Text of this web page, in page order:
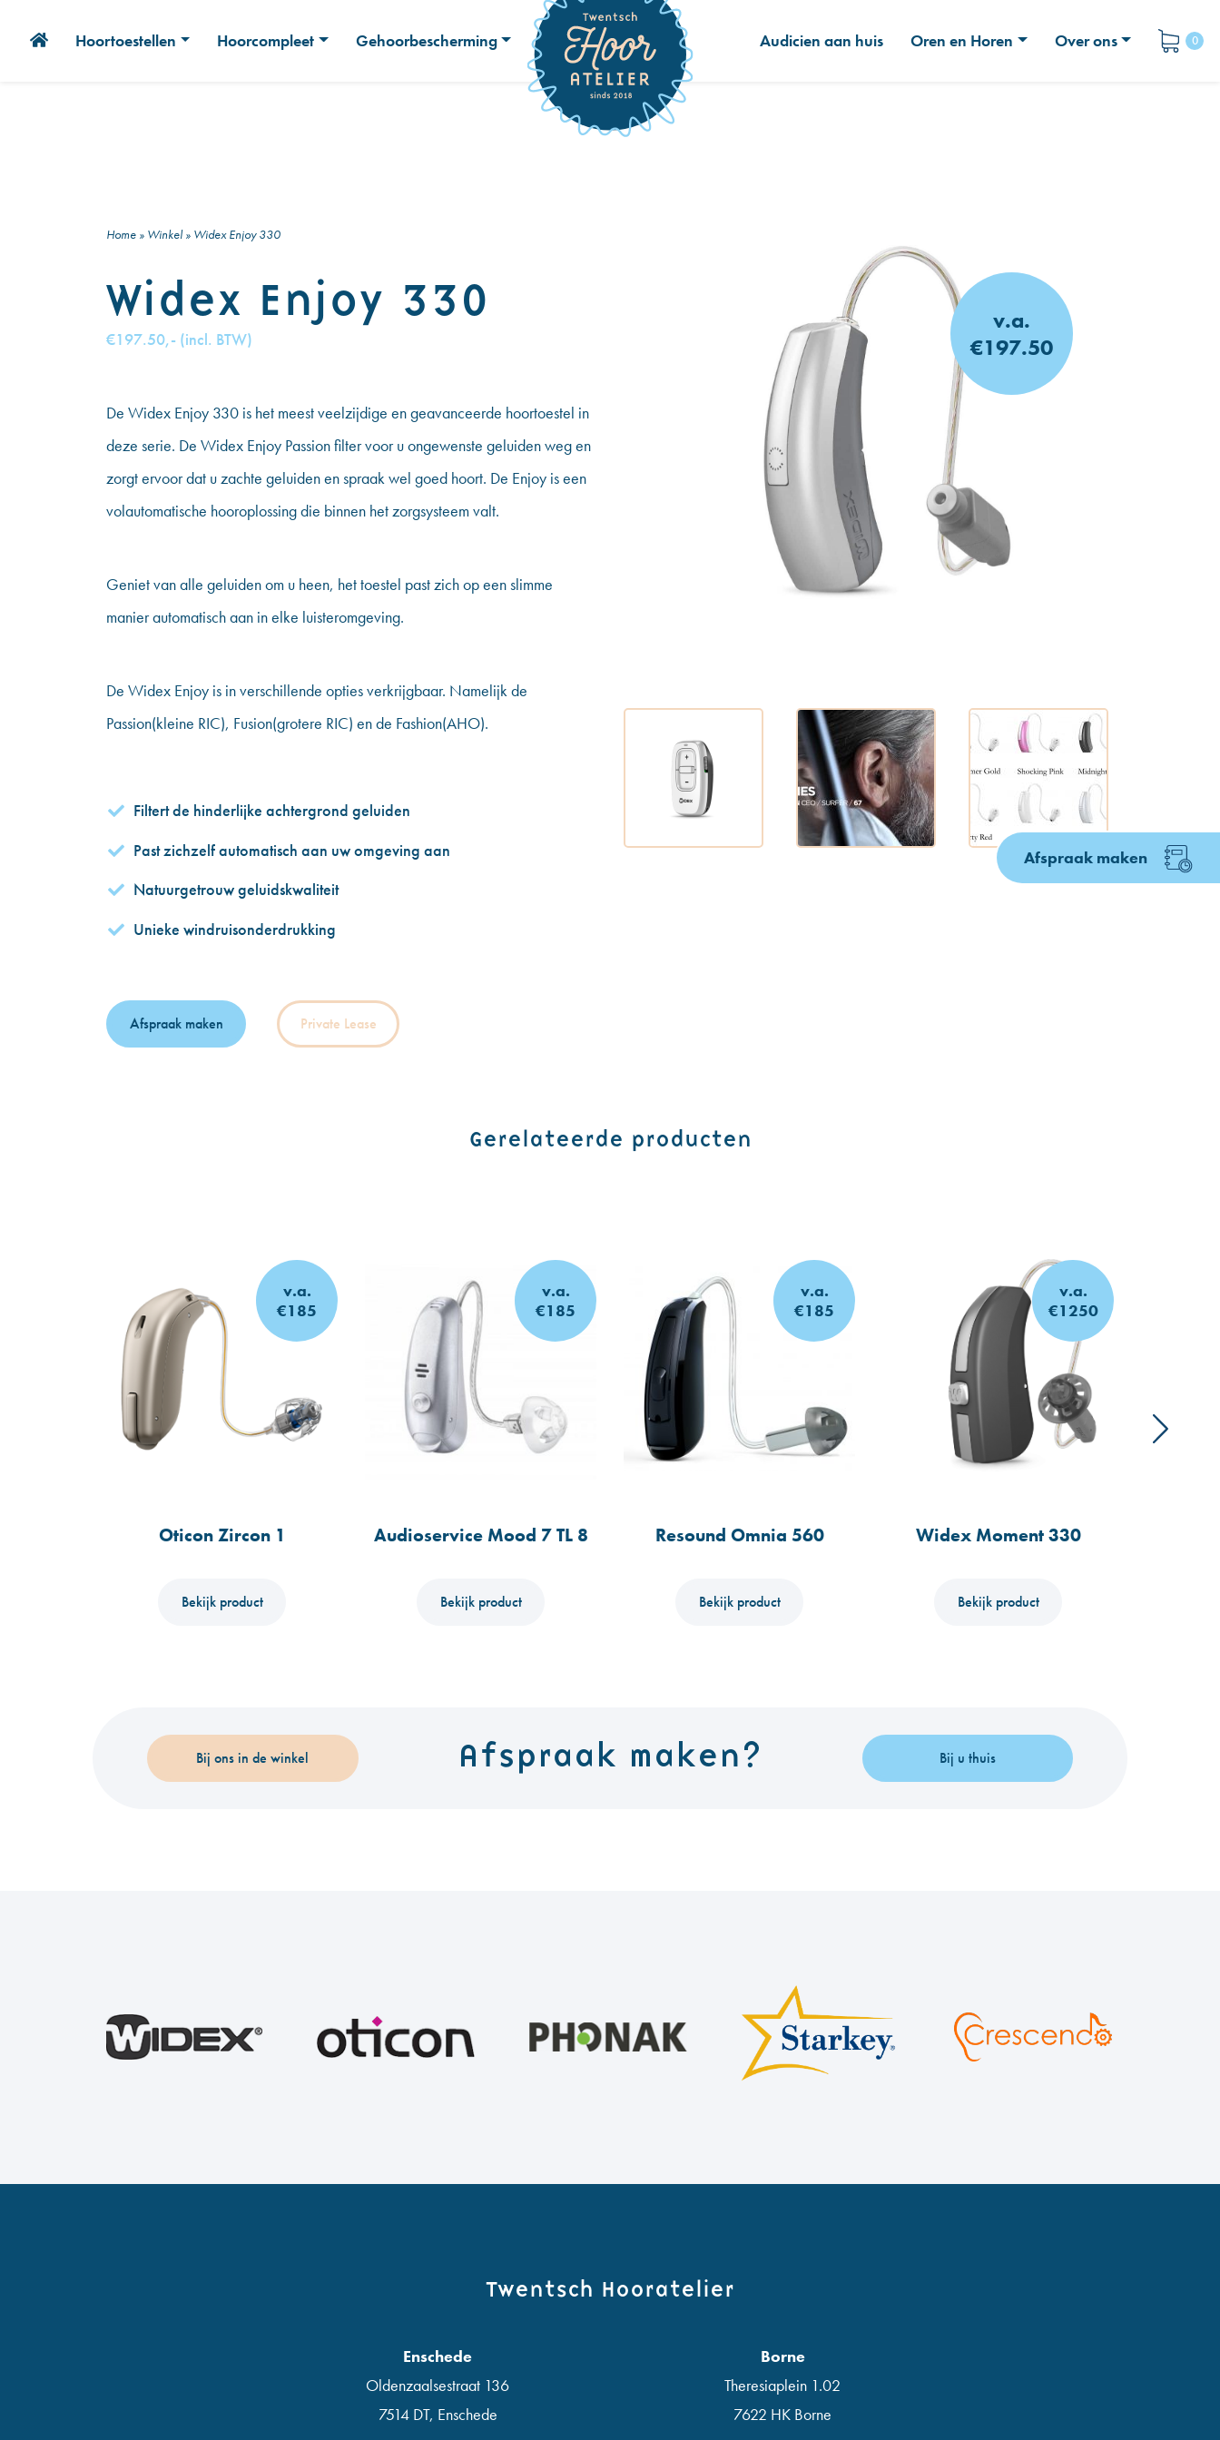
Afspraak maken
Hoortoestellen Hoorcompleet Gehoorbescherming Audicien aan huis Oren en Horen Over ons 0
Home » Winkel» Widex Enjoy 330
Widex Enjoy 330
€197.50,- (incl. BTW)
De Widex Enjoy 330 is het meest veelzijdige en geavanceerde hoortoestel in
deze serie. De Widex Enjoy Passion filter voor u ongewenste geluiden weg en
zorgt ervoor dat u zachte geluiden en spraak wel goed hoort. De Enjoy is een
volautomatische hooroplossing die binnen het zorgsysteem valt.
Geniet van alle geluiden om u heen, het toestel past zich op een slimme
manier automatisch aan in elke luisteromgeving.
De Widex Enjoy is in verschillende opties verkrijgbaar. Namelijk de
Passion(kleine RIC), Fusion(grotere RIC) en de Fashion(AHO).
Filtert de hinderlijke achtergrond geluiden
Past zichzelf automatisch aan uw omgeving aan
Natuurgetrouw geluidskwaliteit
Unieke windruisonderdrukking
Afspraak maken Private Lease
v.a.
€197.50
Gerelateerde producten
v.a.
€185
Oticon Zircon 1
Bekijk product
v.a.
€185
Audioservice Mood 7 TL 8
Bekijk product
v.a.
€185
Resound Omnia 560
Bekijk product
v.a.
€1250
Widex Moment 330
Bekijk product
Bij ons in de winkel Afspraak maken? Bij u thuis
Twentsch Hooratelier
Enschede
Oldenzaalsestraat 136
7514 DT, Enschede
Borne
Theresiaplein 1.02
7622 HK Borne